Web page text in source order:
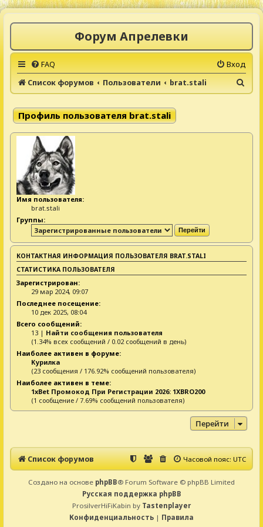
Форум Апрелевки
FAQ
Вход
Список форумов
Пользователи brat.stali
о
Профиль пользователя brat.stali
Имя пользователя:
brat.stali
Группы:
КОНТАКТНАЯ ИНФОРМАЦИЯ ПОЛЬЗОВАТЕЛЯ BRAT.STALI
СТАТИСТИКА ПОЛЬЗОВАТЕЛЯ
Зарегистрирован:
29 мар 2024, 09:07
Последнее посещение:
10 дек 2025, 08:04
Всего сообщений:
13 | Найти сообщения пользователя
(1.34% всех сообщений / 0.02 сообщений в день)
Наиболее активен в форуме:
Курилка
(23 сообщения / 176.92% сообщений пользователя)
Наиболее активен в теме:
1xBet Промокод При Регистрации 2026: 1XBRO200
(1 сообщение / 7.69% сообщений пользователя)
Перейти
Список форумов Часовой пояс:UTC
Создано на основе phpBB® Forum Software © phpBB Limited
Русская поддержка phpBB
ProsilverHiFiKabin by Tastenplayer
Конфиденциальность | Правила